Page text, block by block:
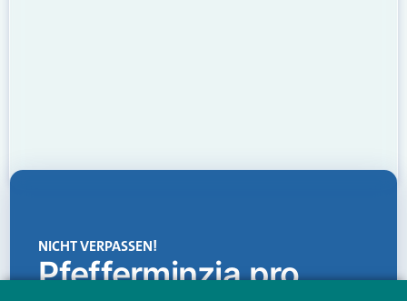
NICHT VERPASSEN!
Pfefferminzia.pro